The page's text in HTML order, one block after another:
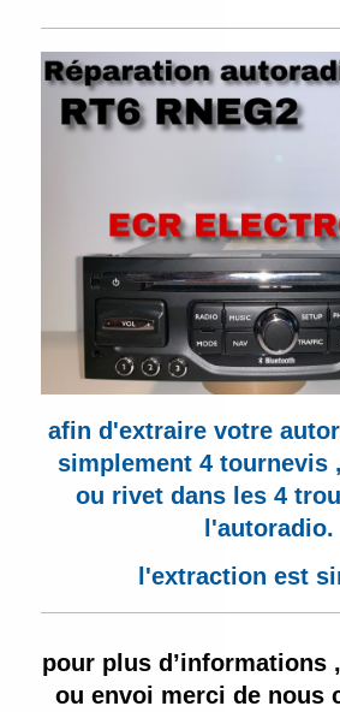
afin d'extraire votre
simplement 4 tournevis
ou rivet dans les 4
l'autoradio.
l'extraction est
pour plus d’informations
ou envoi merci de nous